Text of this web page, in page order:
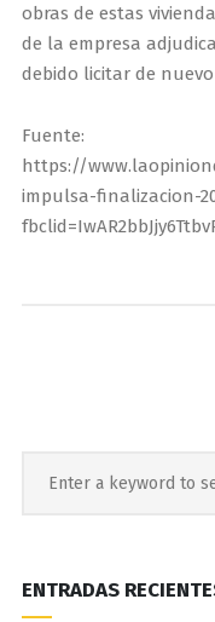
obras de estas
de la empresa
debido licitar de
Fuente:
https://
impulsa-finalizacion-
ENTRADAS